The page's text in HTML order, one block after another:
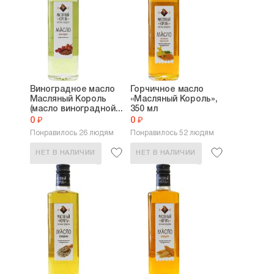
Виноградное масло
Масляный Король
(масло виноградной...
0 ₽
Понравилось 26 людям
НЕТ В НАЛИЧИИ
Горчичное масло
«Масляный Король»,
350 мл
0 ₽
Понравилось 52 людям
НЕТ В НАЛИЧИИ